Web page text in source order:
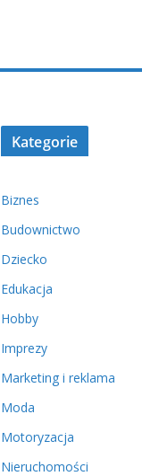
Kategorie
Biznes
Budownictwo
Dziecko
Edukacja
Hobby
Imprezy
Marketing i reklama
Moda
Motoryzacja
Nieruchomości